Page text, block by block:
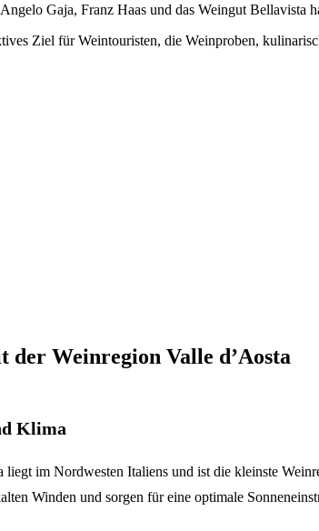
Gaja, Franz Haas und das Weingut Bellavista
Ziel für Weintouristen, die Weinproben,
Weinregion Valle d’Aosta
Klima
liegt im Nordwesten Italiens und ist die kleinste
Winden und sorgen für eine optimale